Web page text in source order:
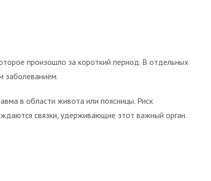
произошло за короткий период. В отдельных
заболеванием.
в области живота или поясницы. Риск
связки, удерживающие этот важный орган.